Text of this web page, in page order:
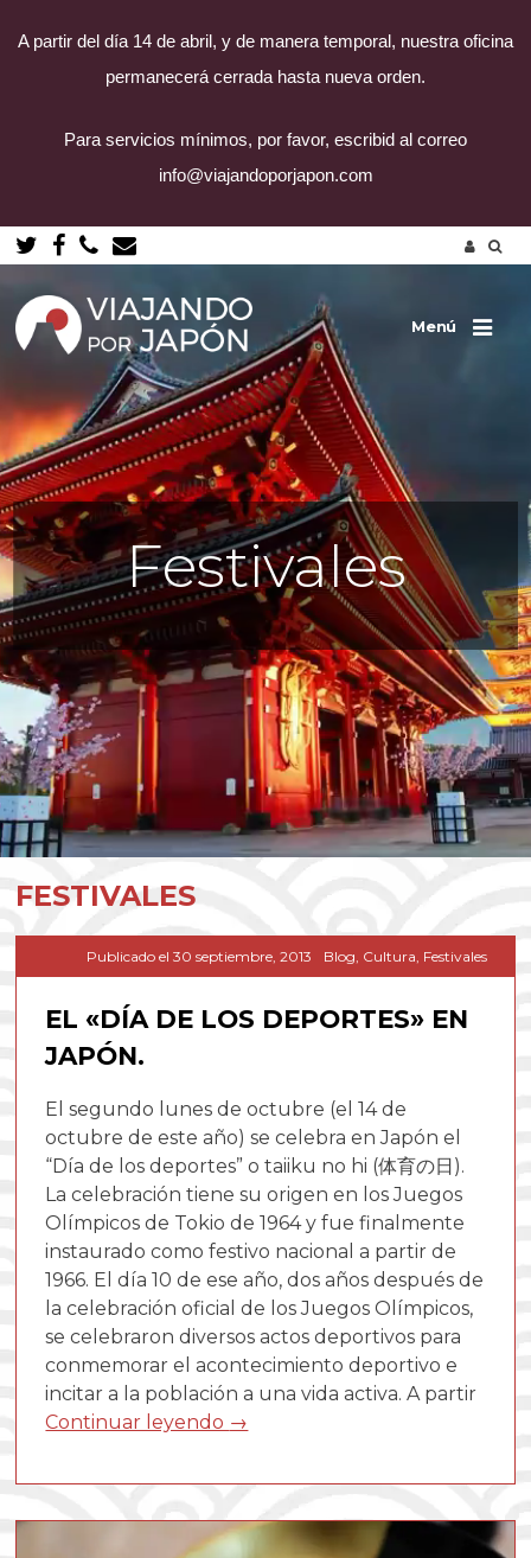
A partir del día 14 de abril, y de manera temporal, nuestra oficina
permanecerá cerrada hasta nueva orden.
Para servicios mínimos, por favor, escribid al correo
info@viajandoporjapon.com
Saltar
al
contenido
Menú
Festivales
FESTIVALES
Publicado el 30 septiembre, 2013 Blog, Cultura, Festivales
EL «DÍA DE LOS DEPORTES» EN
JAPÓN.
El segundo lunes de octubre (el 14 de
octubre de este año) se celebra en Japón el
“Día de los deportes” o taiiku no hi (体育の日).
La celebración tiene su origen en los Juegos
Olímpicos de Tokio de 1964 y fue finalmente
instaurado como festivo nacional a partir de
1966. El día 10 de ese año, dos años después de
la celebración oficial de los Juegos Olímpicos,
se celebraron diversos actos deportivos para
conmemorar el acontecimiento deportivo e
incitar a la población a una vida activa. A partir
Continuar leyendo →